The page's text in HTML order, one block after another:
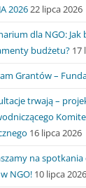
202622 lipca 2026
dla NGO:
budżetu? 17
Grantów –
trwają –
16 lipca 2026
na
NGO! 10 lipca 2026